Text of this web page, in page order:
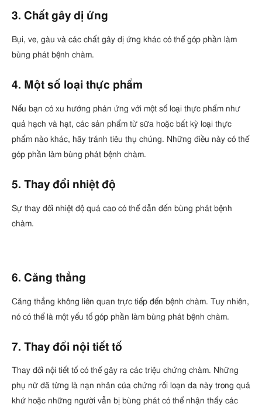
3. Chất gây dị ứng
Bụi, ve, gàu và các chất gây dị ứng khác có thể góp phần làm
bùng phát bệnh chàm.
4. Một số loại thực phẩm
Nếu bạn có xu hướng phản ứng với một số loại thực phẩm như
quả hạch và hạt, các sản phẩm từ sữa hoặc bất kỳ loại thực
phẩm nào khác, hãy tránh tiêu thụ chúng. Những điều này có thể
góp phần làm bùng phát bệnh chàm.
5. Thay đổi nhiệt độ
Sự thay đổi nhiệt độ quá cao có thể dẫn đến bùng phát bệnh
chàm.
6. Căng thẳng
Căng thẳng không liên quan trực tiếp đến bệnh chàm. Tuy nhiên,
nó có thể là một yếu tố góp phần làm bùng phát bệnh chàm.
7. Thay đổi nội tiết tố
Thay đổi nội tiết tố có thể gây ra các triệu chứng chàm. Những
phụ nữ đã từng là nạn nhân của chứng rối loạn da này trong quá
khứ hoặc những người vẫn bị bùng phát có thể nhận thấy các